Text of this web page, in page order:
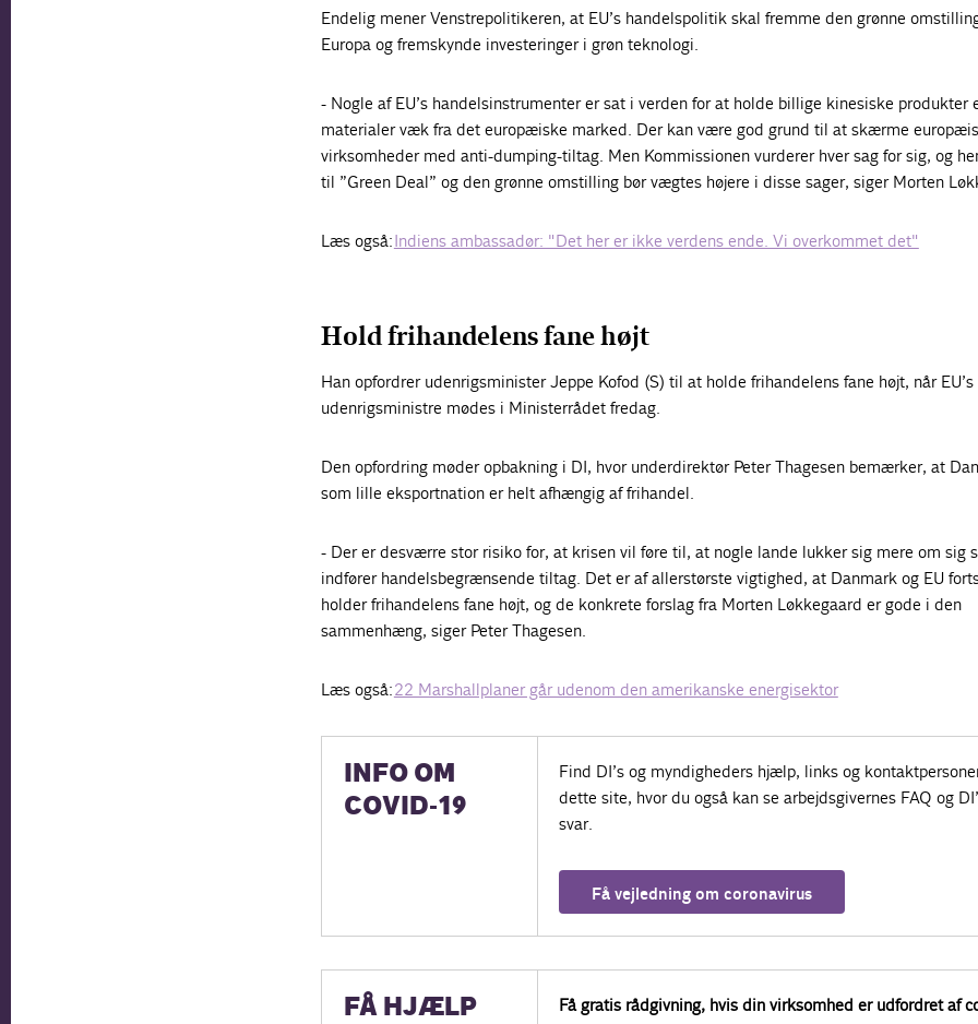
Endelig mener Venstrepolitikeren, at EU’s handelspolitik skal fremme den grønne
Europa og fremskynde investeringer i grøn teknologi.
- Nogle af EU’s handelsinstrumenter er sat i verden for at holde billige kinesiske produkter
materialer væk fra det europæiske marked. Der kan være god grund til at skærme
virksomheder med anti-dumping-tiltag. Men Kommissionen vurderer hver sag for sig, og
til ”Green Deal” og den grønne omstilling bør vægtes højere i disse sager, siger Morten
Læs også:Indiens ambassadør: "Det her er ikke verdens ende. Vi overkommet det"
Hold frihandelens fane højt
Han opfordrer udenrigsminister Jeppe Kofod (S) til at holde frihandelens fane højt, når EU’s
udenrigsministre mødes i Ministerrådet fredag.
Den opfordring møder opbakning i DI, hvor underdirektør Peter Thagesen bemærker, at
som lille eksportnation er helt afhængig af frihandel.
- Der er desværre stor risiko for, at krisen vil føre til, at nogle lande lukker sig mere om sig
indfører handelsbegrænsende tiltag. Det er af allerstørste vigtighed, at Danmark og EU
holder frihandelens fane højt, og de konkrete forslag fra Morten Løkkegaard er gode i den
sammenhæng, siger Peter Thagesen.
Læs også:22 Marshallplaner går udenom den amerikanske energisektor
INFO OM
COVID-19
Find DI’s og myndigheders hjælp, links og
dette site, hvor du også kan se arbejdsgivernes FAQ og
svar.
Få vejledning om coronavirus
FÅ HJÆLP Få gratis rådgivning, hvis din virksomhed er udfordret af